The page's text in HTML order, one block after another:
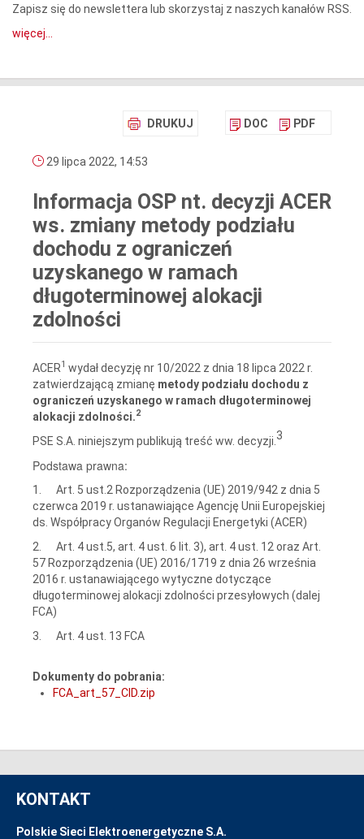
Zapisz się do newslettera lub skorzystaj z naszych kanałów RSS.
więcej...
DRUKUJ DOC PDF
29 lipca 2022, 14:53
Informacja OSP nt. decyzji ACER
ws. zmiany metody podziału
dochodu z ograniczeń
uzyskanego w ramach
długoterminowej alokacji
zdolności
ACER1 wydał decyzję nr 10/2022 z dnia 18 lipca 2022 r.
zatwierdzającą zmianę metody podziału dochodu z
ograniczeń uzyskanego w ramach długoterminowej
alokacji zdolności.2
PSE S.A. niniejszym publikują treść ww. decyzji. 3
Podstawa prawna:
1. Art. 5 ust.2 Rozporządzenia (UE) 2019/942 z dnia 5
czerwca 2019 r. ustanawiające Agencję Unii Europejskiej
ds. Współpracy Organów Regulacji Energetyki (ACER)
2. Art. 4 ust.5, art. 4 ust. 6 lit. 3), art. 4 ust. 12 oraz Art.
57 Rozporządzenia (UE) 2016/1719 z dnia 26 września
2016 r. ustanawiającego wytyczne dotyczące
długoterminowej alokacji zdolności przesyłowych (dalej
FCA)
3. Art. 4 ust. 13 FCA
Dokumenty do pobrania:
FCA_art_57_CID.zip
KONTAKT
Polskie Sieci Elektroenergetyczne S.A.